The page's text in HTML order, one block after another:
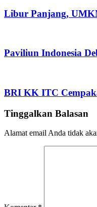
Libur Panjang,
Paviliun Indonesia
BRI KK ITC
Tinggalkan Balasan
Alamat email Anda tidak